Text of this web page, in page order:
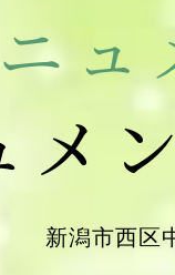
メ
新潟市西区